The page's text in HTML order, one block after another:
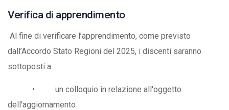
Verifica di apprendimento
Al fine di verificare l’apprendimento, come previsto
dall’Accordo Stato Regioni del 2025, i discenti saranno
sottoposti a:
• un colloquio in relazione all'oggetto
dell'aggiornamento